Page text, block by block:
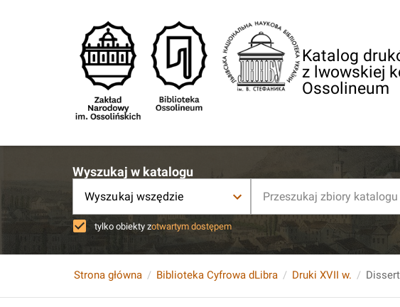
Katalog
z lwowskiej
Ossolineum
Wyszukaj w katalogu
Wyszukaj wszędzie
tylko obiekty zotwartym dostępem
Strona główna Biblioteka Cyfrowa dLibra Druki XVII w.